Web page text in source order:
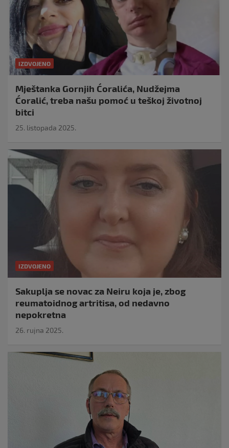
IZDVOJENO
Mještanka Gornjih Ćoralića, Nudžejma
Ćoralić, treba našu pomoć u teškoj životnoj
bitci
25. listopada 2025.
IZDVOJENO
Sakuplja se novac za Neiru koja je, zbog
reumatoidnog artritisa, od nedavno
nepokretna
26. rujna 2025.